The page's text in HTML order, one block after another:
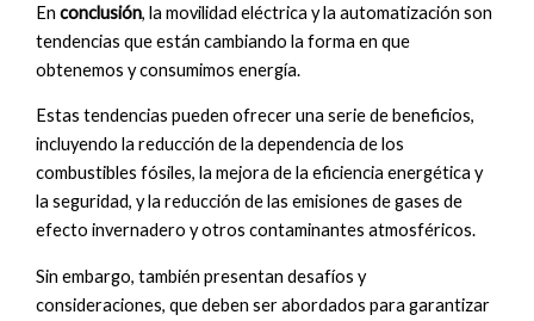
Enconclusión, la movilidad eléctrica y la automatización son
tendencias que están cambiando la forma en que
obtenemos y consumimos energía.
Estas tendencias pueden ofrecer una serie de beneficios,
incluyendo la reducción de la dependencia de los
combustibles fósiles, la mejora de la eficiencia energética y
la seguridad, y la reducción de las emisiones de gases de
efecto invernadero y otros contaminantes atmosféricos.
Sin embargo, también presentan desafíos y
consideraciones, que deben ser abordados para garantizar